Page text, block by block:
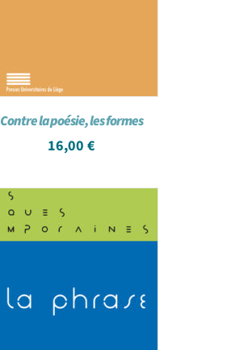
Contre la poésie, les formes
16,00 €